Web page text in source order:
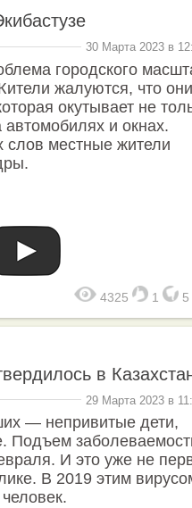
30 Марта 2023 в
городского
жалуются, что они
окутывает не
автомобилях и окнах.
слов местные жители
4325 1 5
в
29 Марта 2023 в
— непривитые дети,
Подъем
И это уже не
В 2019 этим